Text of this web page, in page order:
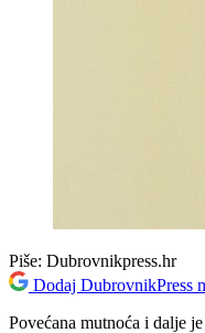
Piše: Dubrovnikpress.hr
Dodaj DubrovnikPress
Povećana mutnoća i dalje